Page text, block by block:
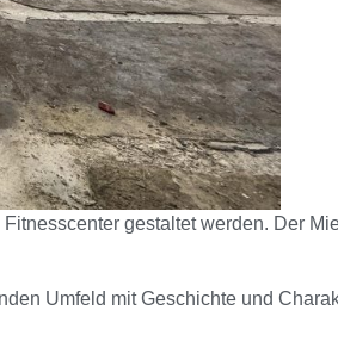
gestaltet werden. Der
Umfeld mit Geschichte und